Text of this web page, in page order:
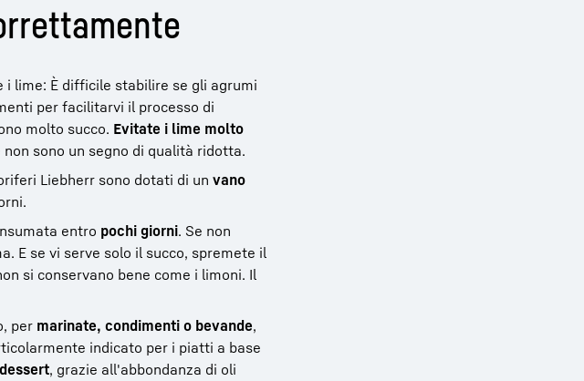
lime: È difficile stabilire se gli agrumi
per facilitarvi il processo di
molto succo. Evitate i lime molto
sono un segno di qualità ridotta.
Liebherr sono dotati di un vano
entro pochi giorni. Se non
E se vi serve solo il succo, spremete il
si conservano bene come i limoni. Il
per marinate, condimenti o bevande,
indicato per i piatti a base
, grazie all'abbondanza di oli